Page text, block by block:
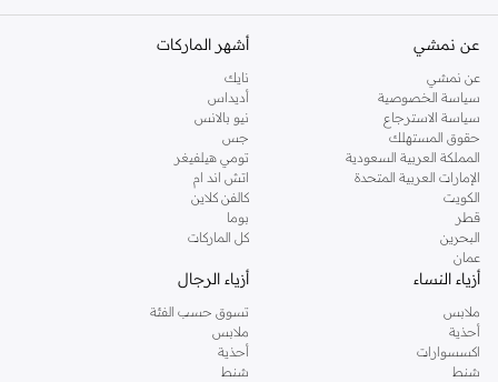
عن نمشي
عن نمشي
سياسة الخصوصية
سياسة الاسترجاع
حقوق المستهلك
المملكة العربية السعودية
الإمارات العربية المتحدة
الكويت
قطر
البحرين
عمان
أشهر الماركات
نايك
أديداس
نيو بالانس
جس
تومي هيلفيغر
اتش اند ام
كالفن كلاين
بوما
كل الماركات
أزياء النساء
ملابس
أحذية
اكسسوارات
شنط
أزياء الرجال
تسوق حسب الفئة
ملابس
أحذية
شنط